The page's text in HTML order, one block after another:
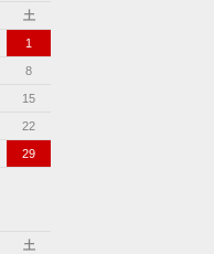
土
1
8
15
22
29
土